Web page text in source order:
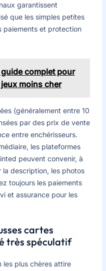
garantissent
que les simples petites
paiements et protection
complet pour
moins cher
(généralement entre 10
par des prix de vente
entre enchérisseurs.
les plateformes
peuvent convenir, à
la description, les photos
toujours les paiements
et assurance pour les
cartes
très spéculatif
les plus chères attire